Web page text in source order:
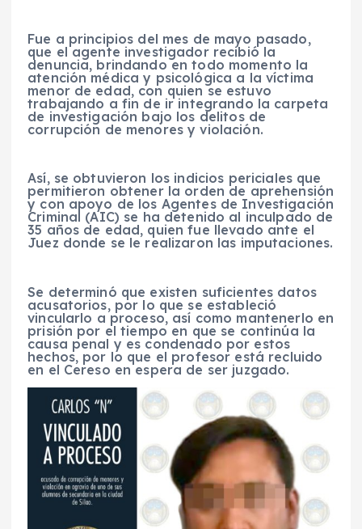
Fue a principios del mes de mayo pasado,
que el agente investigador recibió la
denuncia, brindando en todo momento la
atención médica y psicológica a la víctima
menor de edad, con quien se estuvo
trabajando a fin de ir integrando la carpeta
de investigación bajo los delitos de
corrupción de menores y violación.
Así, se obtuvieron los indicios periciales que
permitieron obtener la orden de aprehensión
y con apoyo de los Agentes de Investigación
Criminal (AIC) se ha detenido al inculpado de
35 años de edad, quien fue llevado ante el
Juez donde se le realizaron las imputaciones.
Se determinó que existen suficientes datos
acusatorios, por lo que se estableció
vincularlo a proceso, así como mantenerlo en
prisión por el tiempo en que se continúa la
causa penal y es condenado por estos
hechos, por lo que el profesor está recluido
en el Cereso en espera de ser juzgado.